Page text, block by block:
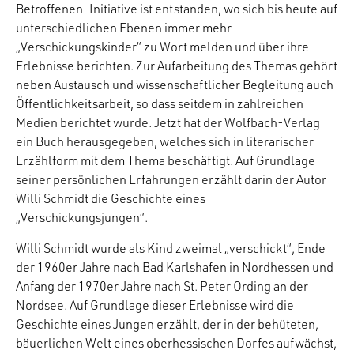
Betroffenen-Initiative ist entstanden, wo sich bis heute auf
unterschiedlichen Ebenen immer mehr
„Verschickungskinder“ zu Wort melden und über ihre
Erlebnisse berichten. Zur Aufarbeitung des Themas gehört
neben Austausch und wissenschaftlicher Begleitung auch
Öffentlichkeitsarbeit, so dass seitdem in zahlreichen
Medien berichtet wurde. Jetzt hat der Wolfbach-Verlag
ein Buch herausgegeben, welches sich in literarischer
Erzählform mit dem Thema beschäftigt. Auf Grundlage
seiner persönlichen Erfahrungen erzählt darin der Autor
Willi Schmidt die Geschichte eines
„Verschickungsjungen“.
Willi Schmidt wurde als Kind zweimal „verschickt“, Ende
der 1960er Jahre nach Bad Karlshafen in Nordhessen und
Anfang der 1970er Jahre nach St. Peter Ording an der
Nordsee. Auf Grundlage dieser Erlebnisse wird die
Geschichte eines Jungen erzählt, der in der behüteten,
bäuerlichen Welt eines oberhessischen Dorfes aufwächst,